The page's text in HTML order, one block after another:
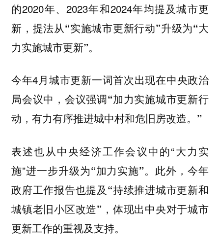
的2020年、2023年和2024年均提及城市更
新，提法从“实施城市更新行动”升级为“大
力实施城市更新”。
今年4月城市更新一词首次出现在中央政治
局会议中，会议强调“加力实施城市更新行
动，有力有序推进城中村和危旧房改造。”
表述也从中央经济工作会议中的“大力实
施”进一步升级为“加力实施”。 此外，今年
政府工作报告也提及 “持续推进城市更新和
城镇老旧小区改造” ，体现出中央对于城市
更新工作的重视及支持。